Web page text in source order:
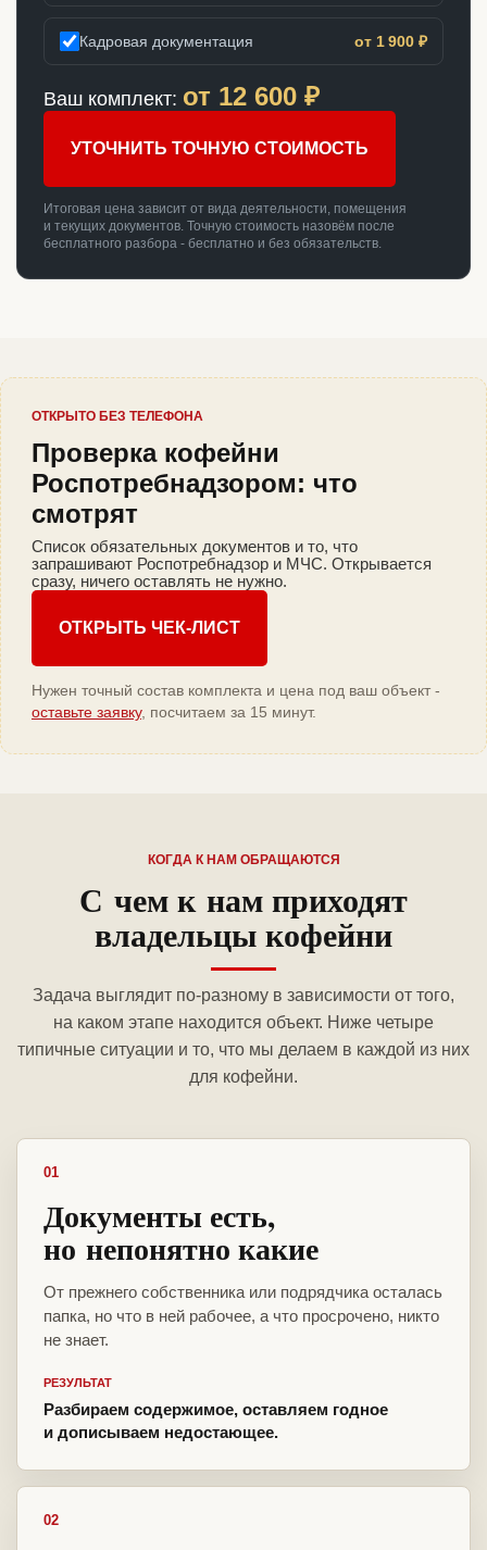
Кадровая документация от 1 900 ₽
Ваш комплект: от 12 600 ₽
УТОЧНИТЬ ТОЧНУЮ СТОИМОСТЬ
Итоговая цена зависит от вида деятельности, помещения
и текущих документов. Точную стоимость назовём после
бесплатного разбора - бесплатно и без обязательств.
ОТКРЫТО БЕЗ ТЕЛЕФОНА
Проверка кофейни
Роспотребнадзором: что
смотрят
Список обязательных документов и то, что
запрашивают Роспотребнадзор и МЧС. Открывается
сразу, ничего оставлять не нужно.
ОТКРЫТЬ ЧЕК-ЛИСТ
Нужен точный состав комплекта и цена под ваш объект -
оставьте заявку, посчитаем за 15 минут.
КОГДА К НАМ ОБРАЩАЮТСЯ
С чем к нам приходят
владельцы кофейни
Задача выглядит по-разному в зависимости от того,
на каком этапе находится объект. Ниже четыре
типичные ситуации и то, что мы делаем в каждой из них
для кофейни.
01
Документы есть,
но непонятно какие
От прежнего собственника или подрядчика осталась
папка, но что в ней рабочее, а что просрочено, никто
не знает.
РЕЗУЛЬТАТ
Разбираем содержимое, оставляем годное
и дописываем недостающее.
02